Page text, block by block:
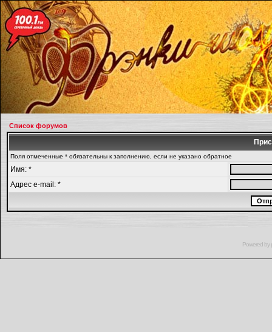
Список форумов
Поля отмеченные * обязательны к заполнению, если не указано обратное
Имя: *
Адрес e-mail: *
Powered by